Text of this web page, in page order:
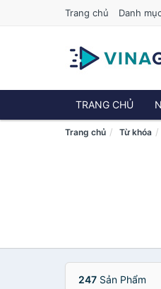
Trang chủ Danh
TRANG CHỦ
Trang chủ Từ khóa
247 Sản Phẩm